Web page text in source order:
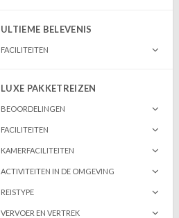
ULTIEME BELEVENIS
FACILITEITEN
LUXE PAKKETREIZEN
BEOORDELINGEN
FACILITEITEN
KAMERFACILITEITEN
ACTIVITEITEN IN DE OMGEVING
REISTYPE
VERVOER EN VERTREK